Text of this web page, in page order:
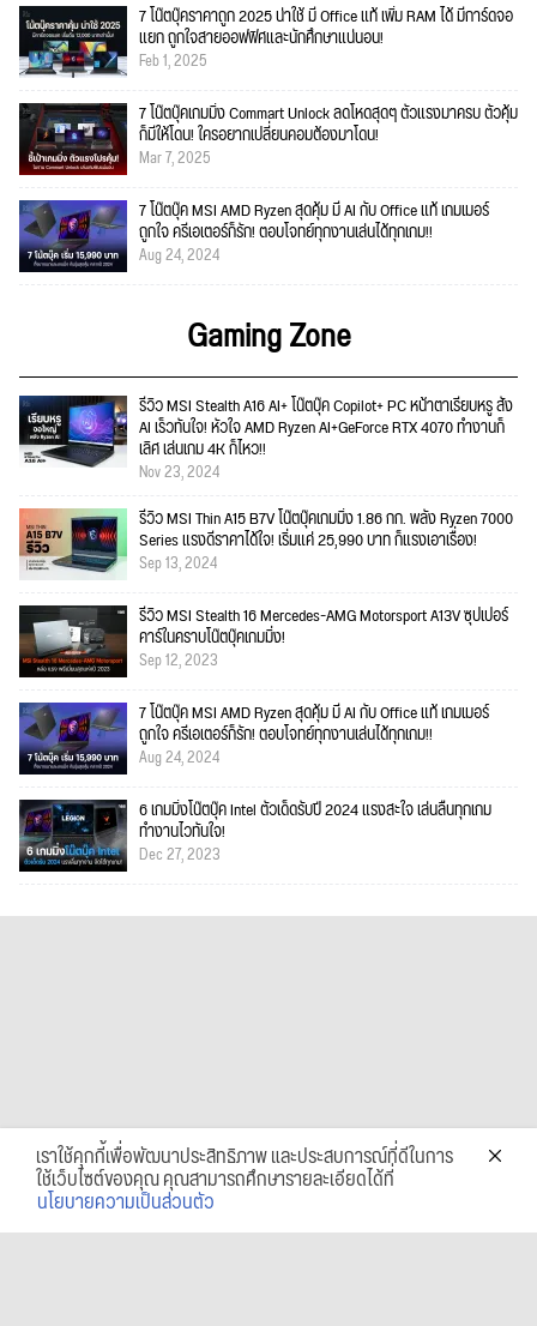
7 โน๊ตบุ๊คราคาถูก 2025 น่าใช้ มี Office แท้ เพิ่ม RAM ได้ มีการ์ดจอ
แยก ถูกใจสายออฟฟิศและนักศึกษาแน่นอน!
Feb 1, 2025
7 โน๊ตบุ๊คเกมมิ่ง Commart Unlock ลดโหดสุดๆ ตัวแรงมาครบ ตัวคุ้ม
ก็มีให้โดน! ใครอยากเปลี่ยนคอมต้องมาโดน!
Mar 7, 2025
7 โน๊ตบุ๊ค MSI AMD Ryzen สุดคุ้ม มี AI กับ Office แท้ เกมเมอร์
ถูกใจ ครีเอเตอร์ก็รัก! ตอบโจทย์ทุกงานเล่นได้ทุกเกม!!
Aug 24, 2024
Gaming Zone
รีวิว MSI Stealth A16 AI+ โน๊ตบุ๊ค Copilot+ PC หน้าตาเรียบหรู สั่ง
AI เร็วทันใจ! หัวใจ AMD Ryzen AI+GeForce RTX 4070 ทำงานก็
เลิศ เล่นเกม 4K ก็ไหว!!
Nov 23, 2024
รีวิว MSI Thin A15 B7V โน๊ตบุ๊คเกมมิ่ง 1.86 กก. พลัง Ryzen 7000
Series แรงดีราคาได้ใจ! เริ่มแค่ 25,990 บาท ก็แรงเอาเรื่อง!
Sep 13, 2024
รีวิว MSI Stealth 16 Mercedes-AMG Motorsport A13V ซุปเปอร์
คาร์ในคราบโน๊ตบุ๊คเกมมิ่ง!
Sep 12, 2023
7 โน๊ตบุ๊ค MSI AMD Ryzen สุดคุ้ม มี AI กับ Office แท้ เกมเมอร์
ถูกใจ ครีเอเตอร์ก็รัก! ตอบโจทย์ทุกงานเล่นได้ทุกเกม!!
Aug 24, 2024
6 เกมมิ่งโน๊ตบุ๊ค Intel ตัวเด็ดรับปี 2024 แรงสะใจ เล่นลื่นทุกเกม
ทำงานไวทันใจ!
Dec 27, 2023
เราใช้คุกกี้เพื่อพัฒนาประสิทธิภาพ และประสบการณ์ที่ดีในการ
ใช้เว็บไซต์ของคุณ คุณสามารถศึกษารายละเอียดได้ที่
นโยบายความเป็นส่วนตัว